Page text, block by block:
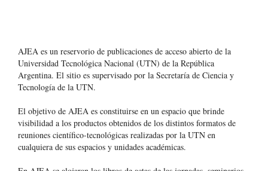
AJEA es un reservorio de publicaciones de acceso abierto de la
Universidad Tecnológica Nacional (UTN) de la República
Argentina. El sitio es supervisado por la Secretaría de Ciencia y
Tecnología de la UTN.
El objetivo de AJEA es constituirse en un espacio que brinde
visibilidad a los productos obtenidos de los distintos formatos de
reuniones científico-tecnológicas realizadas por la UTN en
cualquiera de sus espacios y unidades académicas.